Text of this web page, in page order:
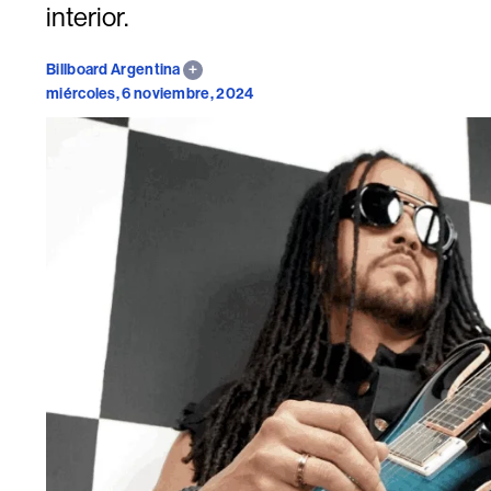
interior.
Billboard Argentina
miércoles, 6 noviembre, 2024